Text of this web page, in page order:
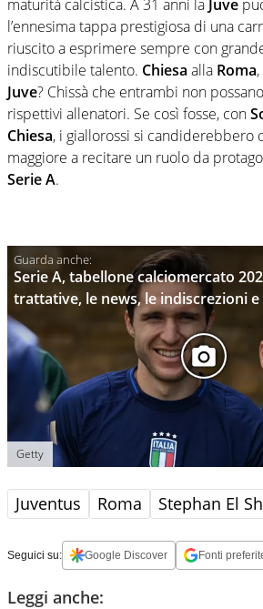
maturità calcistica. A 31 anni la Juve
l’ennesima tappa prestigiosa di una
riuscito a esprimere sempre con
indiscutibile talento. Chiesa alla Roma,
Juve? Chissà che entrambi non
rispettivi allenatori. Se così fosse, con
Chiesa, i giallorossi si candiderebbero
maggiore a recitare un ruolo da
Serie A.
Serie A, tabellone calciomercato
trattative, le news, le indiscrezioni
Getty
Juventus Roma Stephan El
Seguici su: Google Discover Fonti
Leggi anche: